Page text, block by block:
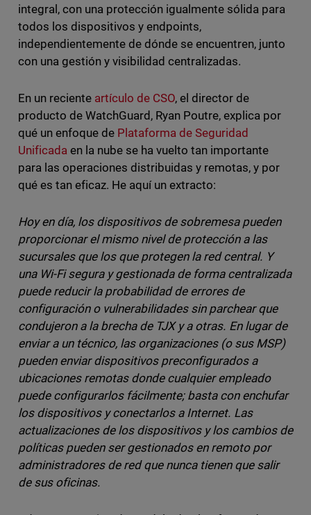
integral, con una protección igualmente sólida para
todos los dispositivos y endpoints,
independientemente de dónde se encuentren, junto
con una gestión y visibilidad centralizadas.
En un reciente artículo de CSO, el director de
producto de WatchGuard, Ryan Poutre, explica por
qué un enfoque de Plataforma de Seguridad
Unificadaen la nube se ha vuelto tan importante
para las operaciones distribuidas y remotas, y por
qué es tan eficaz. He aquí un extracto:
Hoy en día, los dispositivos de sobremesa pueden
proporcionar el mismo nivel de protección a las
sucursales que los que protegen la red central. Y
una Wi-Fi segura y gestionada de forma centralizada
puede reducir la probabilidad de errores de
configuración o vulnerabilidades sin parchear que
condujeron a la brecha de TJX y a otras. En lugar de
enviar a un técnico, las organizaciones (o sus MSP)
pueden enviar dispositivos preconfigurados a
ubicaciones remotas donde cualquier empleado
puede configurarlos fácilmente; basta con enchufar
los dispositivos y conectarlos a Internet. Las
actualizaciones de los dispositivos y los cambios de
políticas pueden ser gestionados en remoto por
administradores de red que nunca tienen que salir
de sus oficinas.